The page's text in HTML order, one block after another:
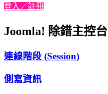
登入／註冊
Joomla! 除錯主控台
連線階段 (Session)
側寫資訊